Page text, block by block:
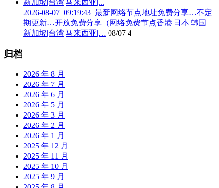
2026-08-07_09:19:43_最新网络节点地址免费分享…不定
期更新…开放免费分享（网络免费节点香港|日本|韩国|
新加坡|台湾|马来西亚|… 08/07 4
归档
2026 年 8 月
2026 年 7 月
2026 年 6 月
2026 年 5 月
2026 年 3 月
2026 年 2 月
2026 年 1 月
2025 年 12 月
2025 年 11 月
2025 年 10 月
2025 年 9 月